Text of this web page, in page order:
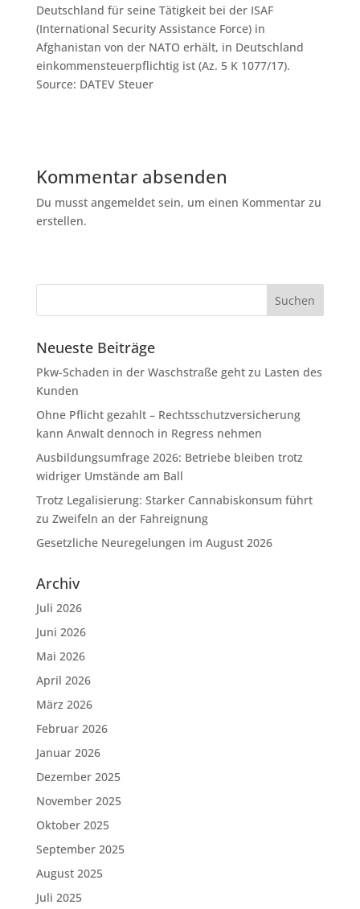
Deutschland für seine Tätigkeit bei der ISAF
(International Security Assistance Force) in
Afghanistan von der NATO erhält, in Deutschland
einkommensteuerpflichtig ist (Az. 5 K 1077/17).
Source: DATEV Steuer
Kommentar absenden
Du musst angemeldet sein, um einen Kommentar zu
erstellen.
Neueste Beiträge
Pkw-Schaden in der Waschstraße geht zu Lasten des
Kunden
Ohne Pflicht gezahlt – Rechtsschutzversicherung
kann Anwalt dennoch in Regress nehmen
Ausbildungsumfrage 2026: Betriebe bleiben trotz
widriger Umstände am Ball
Trotz Legalisierung: Starker Cannabiskonsum führt
zu Zweifeln an der Fahreignung
Gesetzliche Neuregelungen im August 2026
Archiv
Juli 2026
Juni 2026
Mai 2026
April 2026
März 2026
Februar 2026
Januar 2026
Dezember 2025
November 2025
Oktober 2025
September 2025
August 2025
Juli 2025